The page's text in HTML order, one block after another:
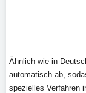
Ähnlich wie in
automatisch ab,
spezielles Verfahren